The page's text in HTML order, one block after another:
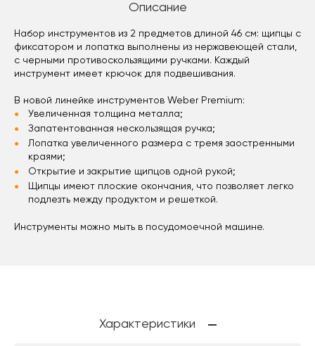
Описание
Набор инструментов из 2 предметов длиной 46 см: щипцы с
фиксатором и лопатка выполнены из нержавеющей стали,
с черными противоскользящими ручками. Каждый
инструмент имеет крючок для подвешивания.
В новой линейке инструментов Weber Premium:
Увеличенная толщина металла;
Запатентованная нескользящая ручка;
Лопатка увеличенного размера с тремя заостренными
краями;
Открытие и закрытие щипцов одной рукой;
Щипцы имеют плоские окончания, что позволяет легко
подлезть между продуктом и решеткой.
Инструменты можно мыть в посудомоечной машине.
Характеристики